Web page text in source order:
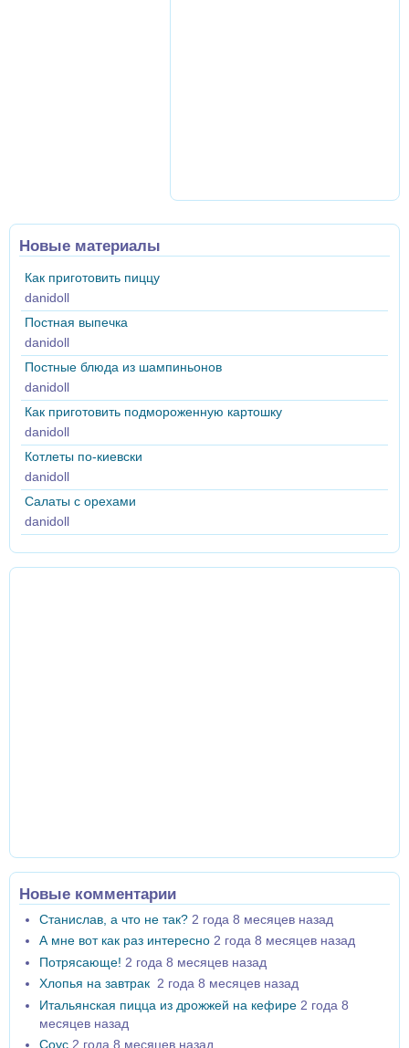
Новые материалы
Как приготовить пиццу
danidoll
Постная выпечка
danidoll
Постные блюда из шампиньонов
danidoll
Как приготовить подмороженную картошку
danidoll
Котлеты по-киевски
danidoll
Салаты с орехами
danidoll
Новые комментарии
Станислав, а что не так? 2 года 8 месяцев назад
А мне вот как раз интересно 2 года 8 месяцев назад
Потрясающе! 2 года 8 месяцев назад
Хлопья на завтрак 2 года 8 месяцев назад
Итальянская пицца из дрожжей на кефире 2 года 8
месяцев назад
Соус 2 года 8 месяцев назад